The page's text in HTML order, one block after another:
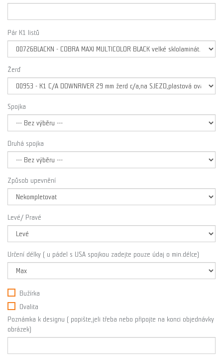
Pár K1 listů
Žerď
Spojka
Druhá spojka
Způsob upevnění
Levé/ Pravé
Určení délky ( u pádel s USA spojkou zadejte pouze údaj o min.délce)
Bužírka
Ovalita
Poznámka k designu ( popište,jeli třeba nebo připojte na konci objednávky
obrázek)